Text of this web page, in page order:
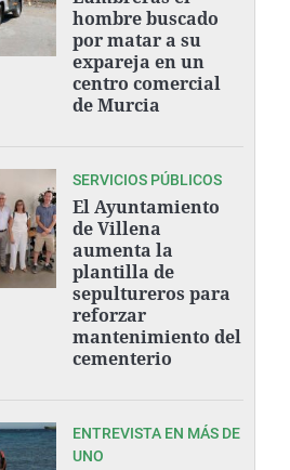
hombre buscado
por matar a su
expareja en un
centro comercial
de Murcia
SERVICIOS PÚBLICOS
El Ayuntamiento
de Villena
aumenta la
plantilla de
sepultureros para
reforzar
mantenimiento del
cementerio
ENTREVISTA EN MÁS DE
UNO